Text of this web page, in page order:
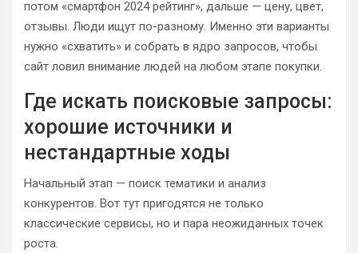
потом «смартфон 2024 рейтинг», дальше — цену, цвет,
отзывы. Люди ищут по-разному. Именно эти варианты
нужно «схватить» и собрать в ядро запросов, чтобы
сайт ловил внимание людей на любом этапе покупки.
Где искать поисковые запросы:
хорошие источники и
нестандартные ходы
Начальный этап — поиск тематики и анализ
конкурентов. Вот тут пригодятся не только
классические сервисы, но и пара неожиданных точек
роста.